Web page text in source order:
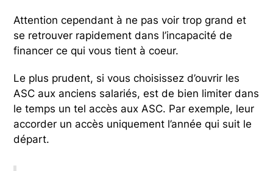
Attention cependant à ne pas voir trop grand et
se retrouver rapidement dans l’incapacité de
financer ce qui vous tient à coeur.
Le plus prudent, si vous choisissez d’ouvrir les
ASC aux anciens salariés, est de bien limiter dans
le temps un tel accès aux ASC. Par exemple, leur
accorder un accès uniquement l’année qui suit le
départ.